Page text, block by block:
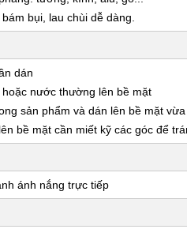
bụi, lau chùi dễ dàng.
dán
nước thường lên bề mặt
sản phẩm và dán lên bề mặt
bề mặt cần miết kỹ các góc để
ánh nắng trực tiếp